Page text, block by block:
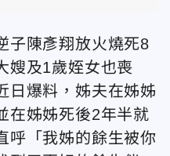
子陳彥翔放火燒死8
嫂及1歲姪女也喪
日爆料，姊夫在姊姊
在姊姊死後2年半就
呼「我姊的餘生被你